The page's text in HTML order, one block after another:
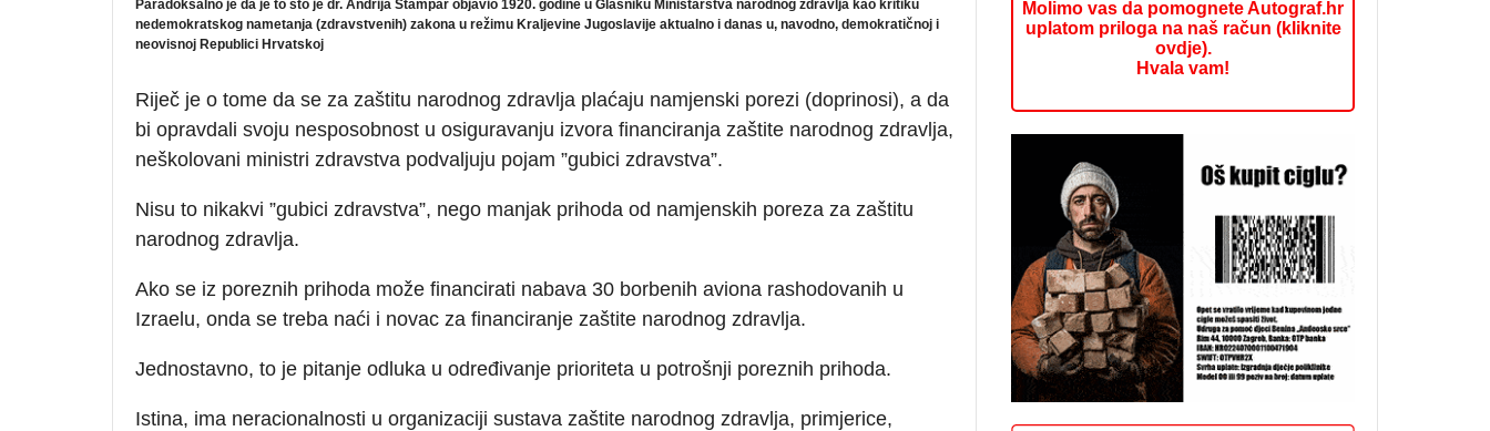
Paradoksalno je da je to što je dr. Andrija Štampar objavio 1920. godine u Glasniku Ministarstva narodnog zdravlja kao kritiku
nedemokratskog nametanja (zdravstvenih) zakona u režimu Kraljevine Jugoslavije aktualno i danas u, navodno, demokratičnoj i
neovisnoj Republici Hrvatskoj
Riječ je o tome da se za zaštitu narodnog zdravlja plaćaju namjenski porezi (doprinosi), a da
bi opravdali svoju nesposobnost u osiguravanju izvora financiranja zaštite narodnog zdravlja,
neškolovani ministri zdravstva podvaljuju pojam ”gubici zdravstva”.
Nisu to nikakvi ”gubici zdravstva”, nego manjak prihoda od namjenskih poreza za zaštitu
narodnog zdravlja.
Ako se iz poreznih prihoda može financirati nabava 30 borbenih aviona rashodovanih u
Izraelu, onda se treba naći i novac za financiranje zaštite narodnog zdravlja.
Jednostavno, to je pitanje odluka u određivanje prioriteta u potrošnji poreznih prihoda.
Istina, ima neracionalnosti u organizaciji sustava zaštite narodnog zdravlja, primjerice,
Molimo vas da pomognete Autograf.hr
uplatom priloga na naš račun (kliknite
ovdje).
Hvala vam!